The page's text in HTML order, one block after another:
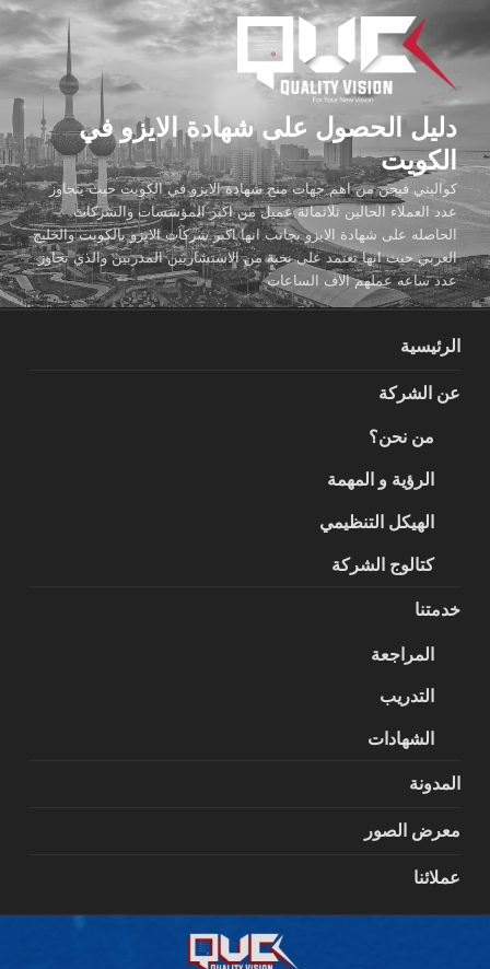
المحتوى
دليل الحصول على شهادة الايزو في
الكويت
كواليتي فيجن من اهم جهات منح شهادة الايزو في الكويت حيث يتجاوز
عدد العملاء الحالين ثلاثمائة عميل من اكبر المؤسسات والشركات
الحاصله على شهادة الايزو بجانب انها اكبر شركات الايزو بالكويت والخليج
العربي حيث انها تعتمد على نخبة من الاستشاريين المدربين والذي تجاوز
عدد ساعه عملهم الاف الساعات
الرئيسية
عن الشركة
من نحن؟
الرؤية و المهمة
الهيكل التنظيمي
كتالوج الشركة
خدمتنا
المراجعة
التدريب
الشهادات
المدونة
معرض الصور
عملائنا